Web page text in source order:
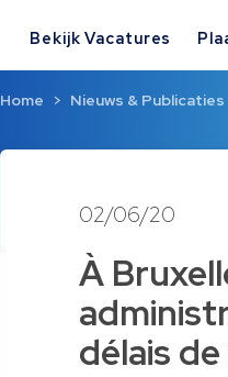
Bekijk Vacatures
Home Nieuws & Publicaties
02/06/20
À
délais